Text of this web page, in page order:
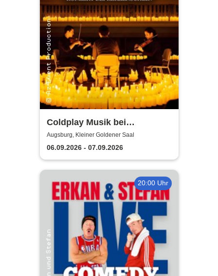
Coldplay Musik bei
Kerzenschein
Augsburg, Kleiner Goldener Saal
06.09.2026 - 07.09.2026
20:00 Uhr